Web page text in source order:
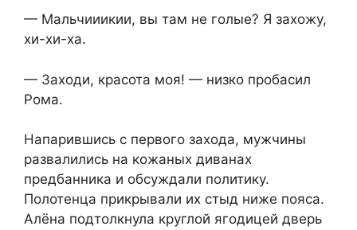
— Мальчииикии, вы там не голые? Я захожу,
хи-хи-ха.
— Заходи, красота моя! — низко пробасил
Рома.
Напарившись с первого захода, мужчины
развалились на кожаных диванах
предбанника и обсуждали политику.
Полотенца прикрывали их стыд ниже пояса.
Алёна подтолкнула круглой ягодицей дверь